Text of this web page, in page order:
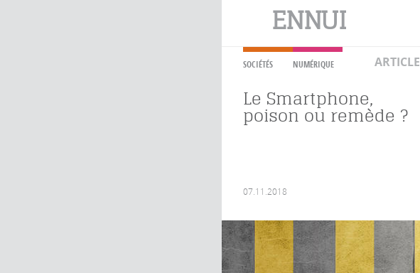
ENNUI
SOCIÉTÉS NUMÉRIQUE ARTICLE
Le Smartphone,
poison ou remède ?
07.11.2018